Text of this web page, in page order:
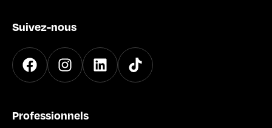
Suivez-nous
Professionnels